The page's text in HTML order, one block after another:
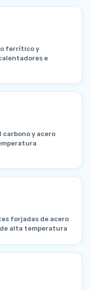
ferrítico y
e
carbono y acero
forjadas de acero
alta temperatura